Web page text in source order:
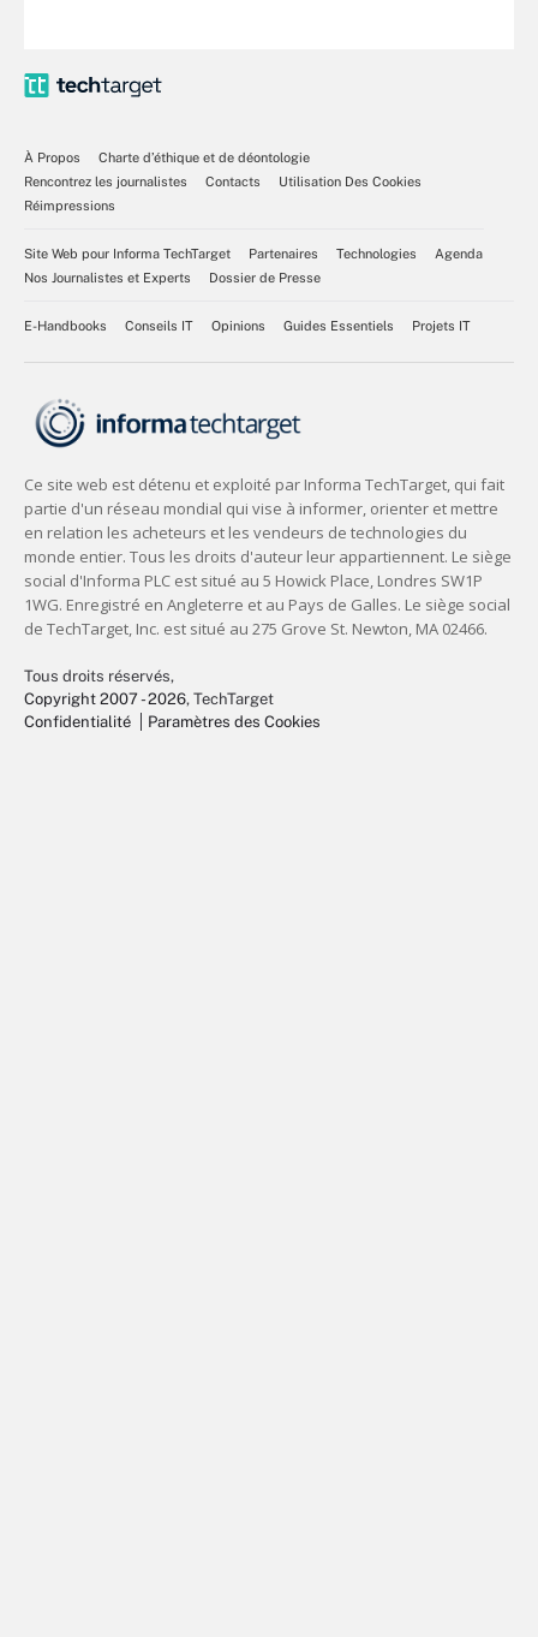
À Propos
Charte d’éthique et de déontologie
Rencontrez les journalistes
Contacts
Utilisation Des Cookies
Réimpressions
Site Web pour Informa TechTarget Partenaires Technologies
Agenda
Nos Journalistes et Experts
Dossier de Presse
E-Handbooks Conseils IT Opinions Guides Essentiels Projets IT
Tous droits réservés,
Copyright 2007 - 2026, TechTarget
Confidentialité
Paramètres des Cookies